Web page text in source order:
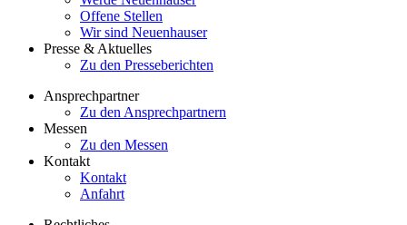
Offene Stellen
Wir sind Neuenhauser
Presse & Aktuelles
Zu den Presseberichten
Ansprechpartner
Zu den Ansprechpartnern
Messen
Zu den Messen
Kontakt
Kontakt
Anfahrt